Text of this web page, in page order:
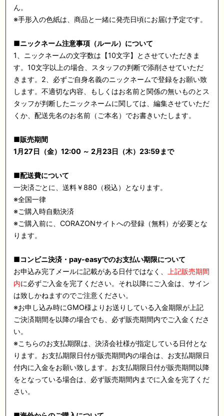
ん。
※手形入の色紙は、商品と一緒に発売日頃にお届け予定です。
■ニックネーム注意事項（ルール）について
1、ニックネームの文字数は【10文字】とさせていただきま
す。10文字以上の場合、スタッフの判断で添削させていただ
きます。2、必ずご自身名義のニックネームで登録をお願い致
します。不適切な内容、もしくはお名前と関係の無いものとス
タッフが判断したニックネームに関しては、編集させていただ
くか、配送先名のお名前（ご本名）でお書きいたします。
■販売期間
1月27日（金）12:00 ～2月23日（木）23:59まで
■配送費について
一決済ごとに、送料￥880（税込）となります。
※全国一律
※ご購入時自動決済
※ご購入前に、CORAZONサイトへの登録（無料）が必要とな
ります。
■コンビニ決済・pay-easyでのお支払い期限について
お申込み完了メールに記載がある日付ではなく、
上記販売期間
内に必ずご入金を完了ください。それ以降にご入金は、サイン
は致しかねますのでご注意ください。
※お申し込み時にGMO様よりお送りしている入金期限が上記
ご決済期間を以降の場合でも、必ず販売期間内でご入金くださ
い。
※こちらのお支払期限は、決済会社様が指定している日付とな
ります。お支払期限日付が販売期間内の場合は、お支払期限日
付内に入金をお願い致します。お支払期限日付が販売期間以降
をとなっている場合は、必ず販売期間内までに入金を完了くだ
さい。